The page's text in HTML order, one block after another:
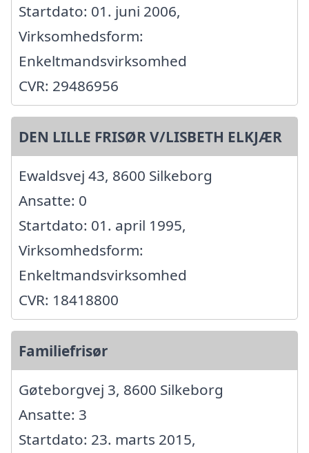
Startdato: 01. juni 2006,
Virksomhedsform:
Enkeltmandsvirksomhed
CVR: 29486956
DEN LILLE FRISØR V/LISBETH ELKJÆR
Ewaldsvej 43, 8600 Silkeborg
Ansatte: 0
Startdato: 01. april 1995,
Virksomhedsform:
Enkeltmandsvirksomhed
CVR: 18418800
Familiefrisør
Gøteborgvej 3, 8600 Silkeborg
Ansatte: 3
Startdato: 23. marts 2015,